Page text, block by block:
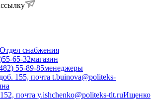
Отдел снабжения
65-32магазин
55-89-85менеджеры
155, почта t.buinova@politeks-
почта y.ishchenko@politeks-tlt.ruИщенко